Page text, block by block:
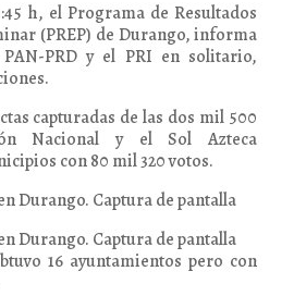
h, el Programa de Resultados
(PREP) de Durango, informa
PRD y el PRI en solitario,
capturadas de las dos mil 500
Nacional y el Sol Azteca
con 80 mil 320 votos.
Durango. Captura de pantalla
Durango. Captura de pantalla
16 ayuntamientos pero con